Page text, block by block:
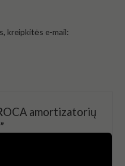
kreipkitės e-mail:
amortizatorių